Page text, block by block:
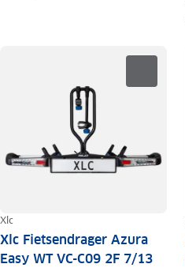
Xlc
Xlc Fietsendrager Azura
Easy WT VC-C09 2F 7/13